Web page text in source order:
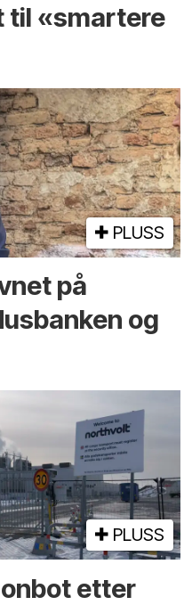
til «smartere
PLUSS
på
og
PLUSS
etter